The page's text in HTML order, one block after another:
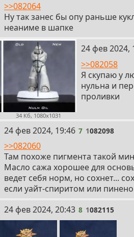
>>082064
Ну так занес бы опу раньше
неаниме в шапке
34 Кб, 1080x1031
6
24 фев 2024,
>>082058
Я скупаю у
нульна и
проливки
7
24 фев 2024, 19:46 7 1082098
>>082060
Там похоже пигмента такой
Масло сажа хорошее для
ведет себя норм, но сохнет...
если уайт-спиритом или
8
24 фев 2024, 20:43 8 1082115